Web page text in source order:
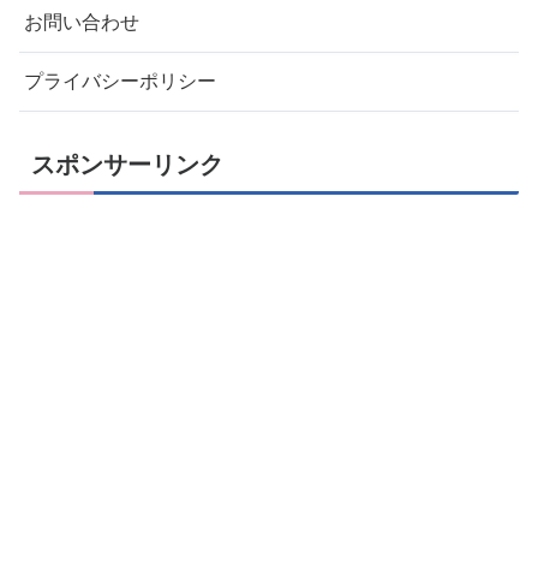
お問い合わせ
プライバシーポリシー
スポンサーリンク